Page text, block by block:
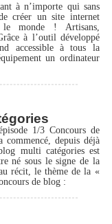
à n’importe qui sans
créer un site internet
monde ! Artisans,
à l’outil développé
accessible à tous la
un ordinateur
1/3 Concours de
depuis déjà
multi catégories est
né sous le signe de la
récit, le thème de la «
de blog :